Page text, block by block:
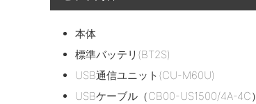
本体
標準バッテリ(BT2S)
USB通信ユニット(CU-M60U)
USBケーブル（CB00-US1500/4A-4C）